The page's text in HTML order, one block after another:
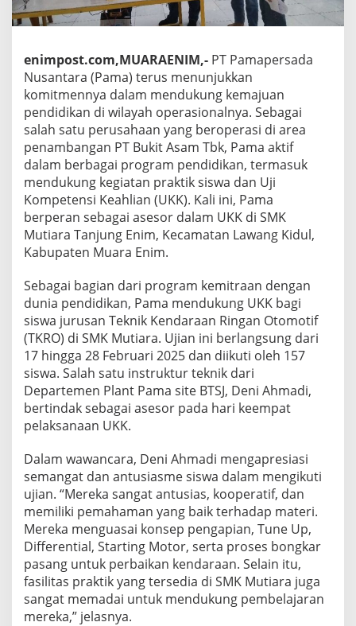
enimpost.com,MUARAENIM,- PT Pamapersada
Nusantara (Pama) terus menunjukkan
komitmennya dalam mendukung kemajuan
pendidikan di wilayah operasionalnya. Sebagai
salah satu perusahaan yang beroperasi di area
penambangan PT Bukit Asam Tbk, Pama aktif
dalam berbagai program pendidikan, termasuk
mendukung kegiatan praktik siswa dan Uji
Kompetensi Keahlian (UKK). Kali ini, Pama
berperan sebagai asesor dalam UKK di SMK
Mutiara Tanjung Enim, Kecamatan Lawang Kidul,
Kabupaten Muara Enim.
Sebagai bagian dari program kemitraan dengan
dunia pendidikan, Pama mendukung UKK bagi
siswa jurusan Teknik Kendaraan Ringan Otomotif
(TKRO) di SMK Mutiara. Ujian ini berlangsung dari
17 hingga 28 Februari 2025 dan diikuti oleh 157
siswa. Salah satu instruktur teknik dari
Departemen Plant Pama site BTSJ, Deni Ahmadi,
bertindak sebagai asesor pada hari keempat
pelaksanaan UKK.
Dalam wawancara, Deni Ahmadi mengapresiasi
semangat dan antusiasme siswa dalam mengikuti
ujian. “Mereka sangat antusias, kooperatif, dan
memiliki pemahaman yang baik terhadap materi.
Mereka menguasai konsep pengapian, Tune Up,
Differential, Starting Motor, serta proses bongkar
pasang untuk perbaikan kendaraan. Selain itu,
fasilitas praktik yang tersedia di SMK Mutiara juga
sangat memadai untuk mendukung pembelajaran
mereka,” jelasnya.